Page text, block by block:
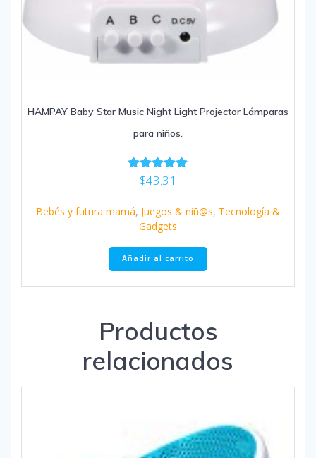
HAMPAY Baby Star Music Night Light Projector Lámparas
para niños.
Valorado
de 5
$43.31
Bebés y futura mamá, Juegos & niñ@s, Tecnología &
Gadgets
Añadir al carrito
Productos
relacionados